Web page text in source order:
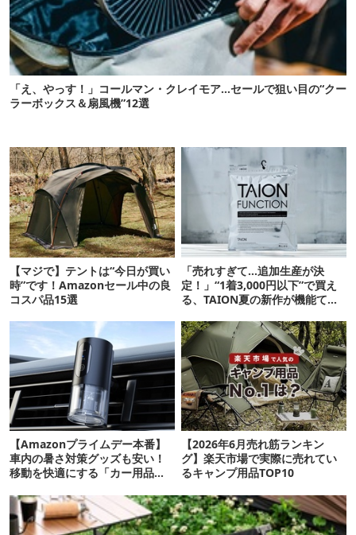
「え、やっす！」コールマン・クレイモア…セールで狙い目の“クー
ラーボックス＆扇風機”12選
【マジで】テントは“今日が買い
時”です！Amazonセール中の良
コスパ品15選
「売れすぎて…追加生産が決
定！」“1着3,000円以下”で買え
る、TAION夏の新作が機能てん
【Amazonプライムデー本番】
車内の暑さ対策グッズも安い！
移動を快適にする「カー用品」
【2026年6月売れ筋ランキン
グ】楽天市場で実際に売れてい
るキャンプ用品TOP10